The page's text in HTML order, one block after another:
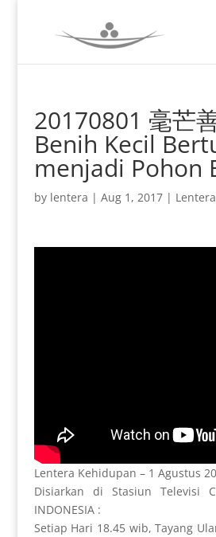
20170801 毫芒
Benih Kecil
menjadi Pohon
by lentera | Aug 1, 2017|
Lentera Kehidupan – 1 Agustus
Disiarkan di Stasiun Televisi
INDONESIA :
Setiap Hari 18.45 wib, Tayang